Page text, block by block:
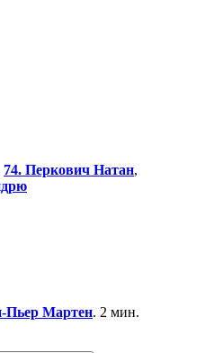
74. Перкович Натан,
Пьер Мартен. 2 мин.